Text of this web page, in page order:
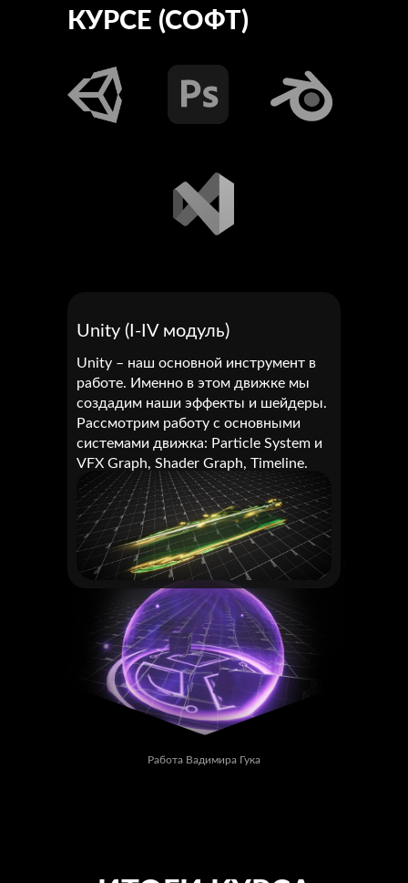
КУРСЕ (СОФТ)
Unity (I-IV модуль)
Работа Вадимира Гука
Unity – наш основной инструмент в
работе. Именно в этом движке мы
создадим наши эффекты и шейдеры.
Рассмотрим работу с основными
системами движка: Particle System и
VFX Graph, Shader Graph, Timeline.